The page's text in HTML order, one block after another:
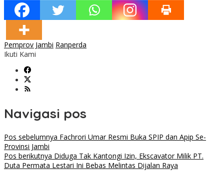
Pemprov Jambi Ranperda
Ikuti Kami
Navigasi pos
Pos sebelumnya Fachrori Umar Resmi Buka SPIP dan Apip Se-
Provinsi Jambi
Pos berikutnya Diduga Tak Kantongi Izin, Ekscavator Milik PT.
Duta Permata Lestari Ini Bebas Melintas Dijalan Raya